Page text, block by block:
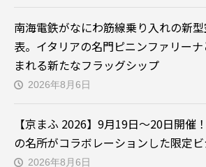
南海電鉄がなにわ筋線乗り入れの新
表。イタリアの名門ピニンファリー
まれる新たなフラッグシップ
2026年8月6日
【京まふ 2026】9月19日～20日開催
の名所がコラボレーションした限定
2026年8月6日